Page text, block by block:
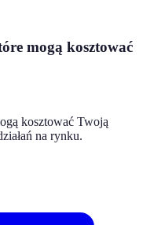
mogą kosztować
kosztować Twoją
na rynku.